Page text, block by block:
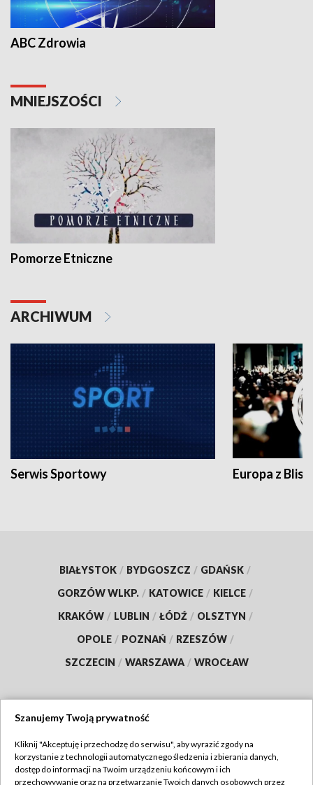
ABC Zdrowia
MNIEJSZOŚCI
Pomorze Etniczne
ARCHIWUM
Serwis Sportowy Europa z
BIAŁYSTOK / BYDGOSZCZ / GDAŃSK /
GORZÓW WLKP. / KATOWICE / KIELCE /
KRAKÓW / LUBLIN / ŁÓDŹ / OLSZTYN /
OPOLE / POZNAŃ / RZESZÓW /
SZCZECIN / WARSZAWA / WROCŁAW
TVP
Abonament TVP
Szanujemy Twoją prywatność
Kliknij "Akceptuję i przechodzę do serwisu", aby wyrazić zgody na
korzystanie z technologii automatycznego śledzenia i zbierania danych,
dostęp do informacji na Twoim urządzeniu końcowym i ich
przechowywanie oraz na przetwarzanie Twoich danych osobowych przez